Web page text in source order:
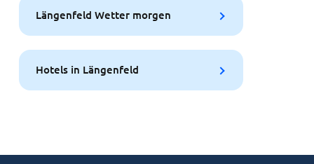
Längenfeld Wetter morgen
Hotels in Längenfeld